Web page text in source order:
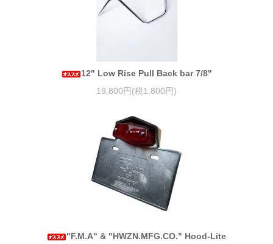
12" Low Rise Pull Back bar 7/8"
19,800円(税1,800円)
"F.M.A" & "HWZN.MFG.CO." Hood-Lite